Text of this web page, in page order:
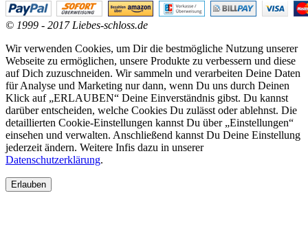
© 1999 - 2017 Liebes-schloss.de
Wir verwenden Cookies, um Dir die bestmögliche Nutzung unserer
Webseite zu ermöglichen, unsere Produkte zu verbessern und diese
auf Dich zuzuschneiden. Wir sammeln und verarbeiten Deine Daten
für Analyse und Marketing nur dann, wenn Du uns durch Deinen
Klick auf „ERLAUBEN“ Deine Einverständnis gibst. Du kannst
darüber entscheiden, welche Cookies Du zulässt oder ablehnst. Die
detaillierten Cookie-Einstellungen kannst Du über „Einstellungen“
einsehen und verwalten. Anschließend kannst Du Deine Einstellung
jederzeit ändern. Weitere Infis dazu in unserer
Datenschutzerklärung.
Erlauben